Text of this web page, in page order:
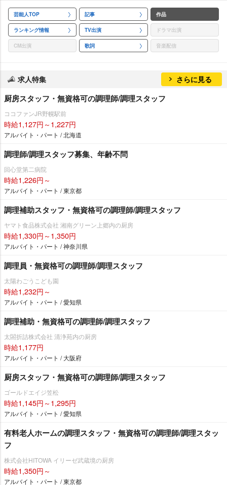
芸能人TOP 記事 作品
ランキング情報 TV出演 ドラマ出演
CM出演 歌詞 音楽配信
求人特集 さらに見る
厨房スタッフ・無資格可の調理師/調理スタッフ
ココファンJR野幌駅前
時給1,127円～1,227円
アルバイト・パート / 北海道
調理師/調理スタッフ募集、年齢不問
回心堂第二病院
時給1,226円～
アルバイト・パート / 東京都
調理補助スタッフ・無資格可の調理師/調理スタッフ
ヤマト食品株式会社 湘南グリーン上郷内の厨房
時給1,330円～1,350円
アルバイト・パート / 神奈川県
調理員・無資格可の調理師/調理スタッフ
太陽わごうこども園
時給1,232円～
アルバイト・パート / 愛知県
調理補助・無資格可の調理師/調理スタッフ
太閤折詰株式会社 清浄苑内の厨房
時給1,177円
アルバイト・パート / 大阪府
厨房スタッフ・無資格可の調理師/調理スタッフ
ゴールドエイジ笠松
時給1,145円～1,295円
アルバイト・パート / 愛知県
有料老人ホームの調理スタッフ・無資格可の調理師/調理スタッ
フ
株式会社HITOWA イリーゼ武蔵境の厨房
時給1,350円～
アルバイト・パート / 東京都